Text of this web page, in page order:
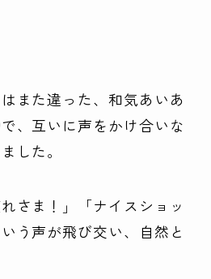
また違った、和気あいあ
、互いに声をかけ合いな
した。
さま！」「ナイスショッ
う声が飛び交い、自然と